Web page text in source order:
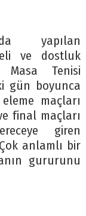
yapılan
ve dostluk
Tenisi
gün boyunca
maçları
final maçları
giren
anlamlı bir
gururunu